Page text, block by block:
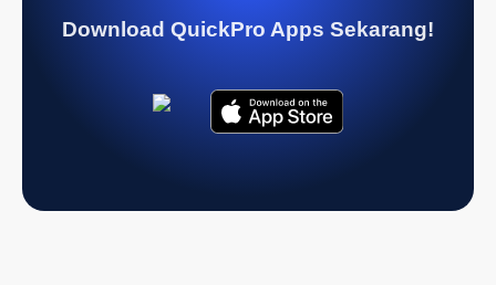
Download QuickPro Apps Sekarang!